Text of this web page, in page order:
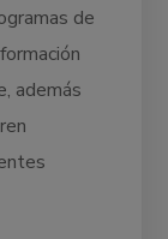
de
además